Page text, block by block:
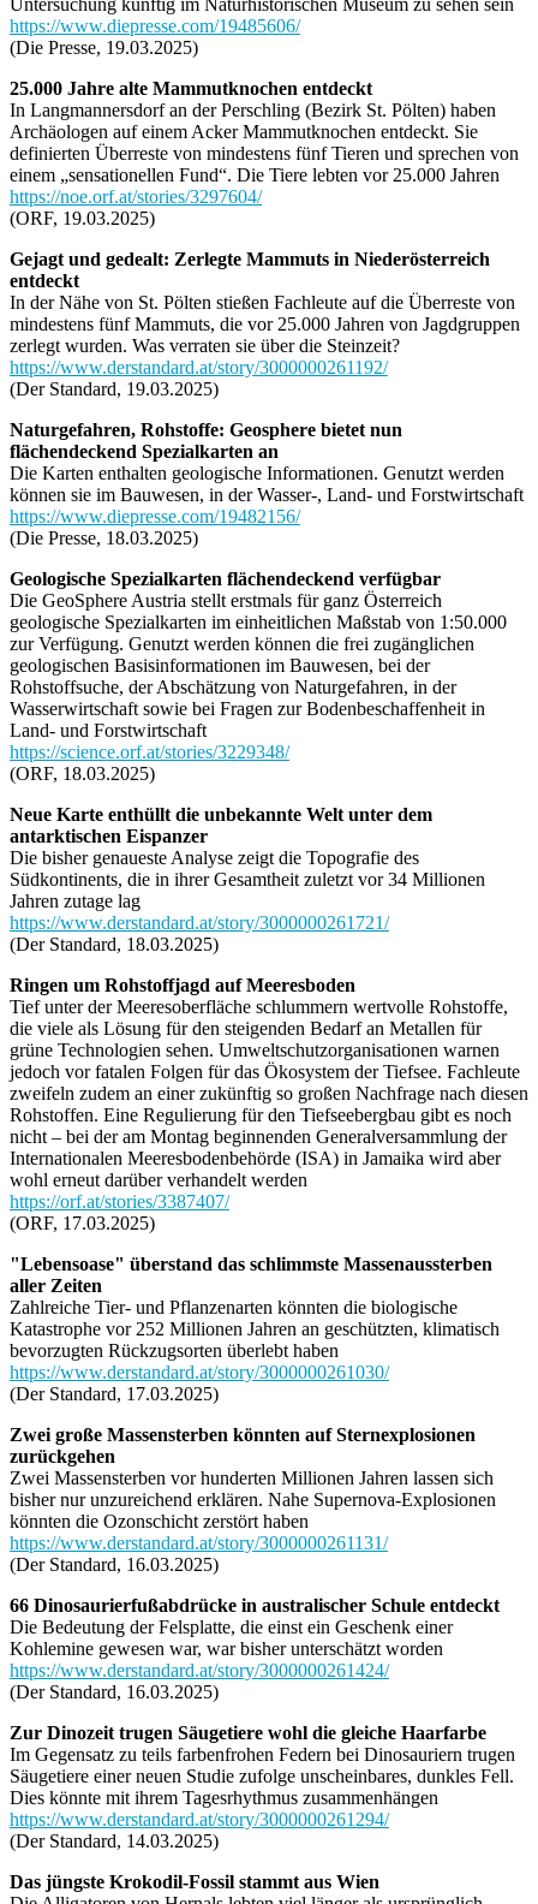
https://www.diepresse.com/19485606/
(Die Presse, 19.03.2025)
25.000 Jahre alte Mammutknochen entdeckt
In Langmannersdorf an der Perschling (Bezirk St. Pölten) haben
Archäologen auf einem Acker Mammutknochen entdeckt. Sie
definierten Überreste von mindestens fünf Tieren und sprechen von
einem „sensationellen Fund“. Die Tiere lebten vor 25.000 Jahren
https://noe.orf.at/stories/3297604/
(ORF, 19.03.2025)
Gejagt und gedealt: Zerlegte Mammuts in Niederösterreich
entdeckt
In der Nähe von St. Pölten stießen Fachleute auf die Überreste von
mindestens fünf Mammuts, die vor 25.000 Jahren von Jagdgruppen
zerlegt wurden. Was verraten sie über die Steinzeit?
https://www.derstandard.at/story/3000000261192/
(Der Standard, 19.03.2025)
Naturgefahren, Rohstoffe: Geosphere bietet nun
flächendeckend Spezialkarten an
Die Karten enthalten geologische Informationen. Genutzt werden
können sie im Bauwesen, in der Wasser-, Land- und Forstwirtschaft
https://www.diepresse.com/19482156/
(Die Presse, 18.03.2025)
Geologische Spezialkarten flächendeckend verfügbar
Die GeoSphere Austria stellt erstmals für ganz Österreich
geologische Spezialkarten im einheitlichen Maßstab von 1:50.000
zur Verfügung. Genutzt werden können die frei zugänglichen
geologischen Basisinformationen im Bauwesen, bei der
Rohstoffsuche, der Abschätzung von Naturgefahren, in der
Wasserwirtschaft sowie bei Fragen zur Bodenbeschaffenheit in
Land- und Forstwirtschaft
https://science.orf.at/stories/3229348/
(ORF, 18.03.2025)
Neue Karte enthüllt die unbekannte Welt unter dem
antarktischen Eispanzer
Die bisher genaueste Analyse zeigt die Topografie des
Südkontinents, die in ihrer Gesamtheit zuletzt vor 34 Millionen
Jahren zutage lag
https://www.derstandard.at/story/3000000261721/
(Der Standard, 18.03.2025)
Ringen um Rohstoffjagd auf Meeresboden
Tief unter der Meeresoberfläche schlummern wertvolle Rohstoffe,
die viele als Lösung für den steigenden Bedarf an Metallen für
grüne Technologien sehen. Umweltschutzorganisationen warnen
jedoch vor fatalen Folgen für das Ökosystem der Tiefsee. Fachleute
zweifeln zudem an einer zukünftig so großen Nachfrage nach diesen
Rohstoffen. Eine Regulierung für den Tiefseebergbau gibt es noch
nicht – bei der am Montag beginnenden Generalversammlung der
Internationalen Meeresbodenbehörde (ISA) in Jamaika wird aber
wohl erneut darüber verhandelt werden
https://orf.at/stories/3387407/
(ORF, 17.03.2025)
"Lebensoase" überstand das schlimmste Massenaussterben
aller Zeiten
Zahlreiche Tier- und Pflanzenarten könnten die biologische
Katastrophe vor 252 Millionen Jahren an geschützten, klimatisch
bevorzugten Rückzugsorten überlebt haben
https://www.derstandard.at/story/3000000261030/
(Der Standard, 17.03.2025)
Zwei große Massensterben könnten auf Sternexplosionen
zurückgehen
Zwei Massensterben vor hunderten Millionen Jahren lassen sich
bisher nur unzureichend erklären. Nahe Supernova-Explosionen
könnten die Ozonschicht zerstört haben
https://www.derstandard.at/story/3000000261131/
(Der Standard, 16.03.2025)
66 Dinosaurierfußabdrücke in australischer Schule entdeckt
Die Bedeutung der Felsplatte, die einst ein Geschenk einer
Kohlemine gewesen war, war bisher unterschätzt worden
https://www.derstandard.at/story/3000000261424/
(Der Standard, 16.03.2025)
Zur Dinozeit trugen Säugetiere wohl die gleiche Haarfarbe
Im Gegensatz zu teils farbenfrohen Federn bei Dinosauriern trugen
Säugetiere einer neuen Studie zufolge unscheinbares, dunkles Fell.
Dies könnte mit ihrem Tagesrhythmus zusammenhängen
https://www.derstandard.at/story/3000000261294/
(Der Standard, 14.03.2025)
Das jüngste Krokodil-Fossil stammt aus Wien